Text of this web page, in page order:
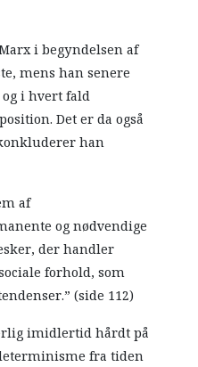
i begyndelsen af
mens han senere
i hvert fald
Det er da også
han
af
og nødvendige
der handler
forhold, som
(side 112)
imidlertid hårdt på
fra tiden